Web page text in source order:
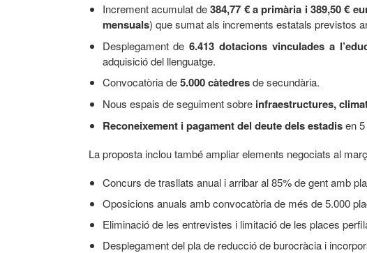
Increment acumulat de384,77 € a primària i 389,50 €
mensuals) que sumat als increments estatals previstos
Desplegament de6.413 dotacions vinculades a
adquisició del llenguatge.
Convocatòria de5.000 càtedresde secundària.
Nous espais de seguiment sobre infraestructures,
Reconeixement i pagament del deute dels estadisen 5
La proposta inclou també ampliar elements negociats al
Concurs de trasllats anual i arribar al 85% de gent amb
Oposicions anuals amb convocatòria de més de 5.000
Eliminació de les entrevistes i limitació de les places
Desplegament del pla de reducció de burocràcia i